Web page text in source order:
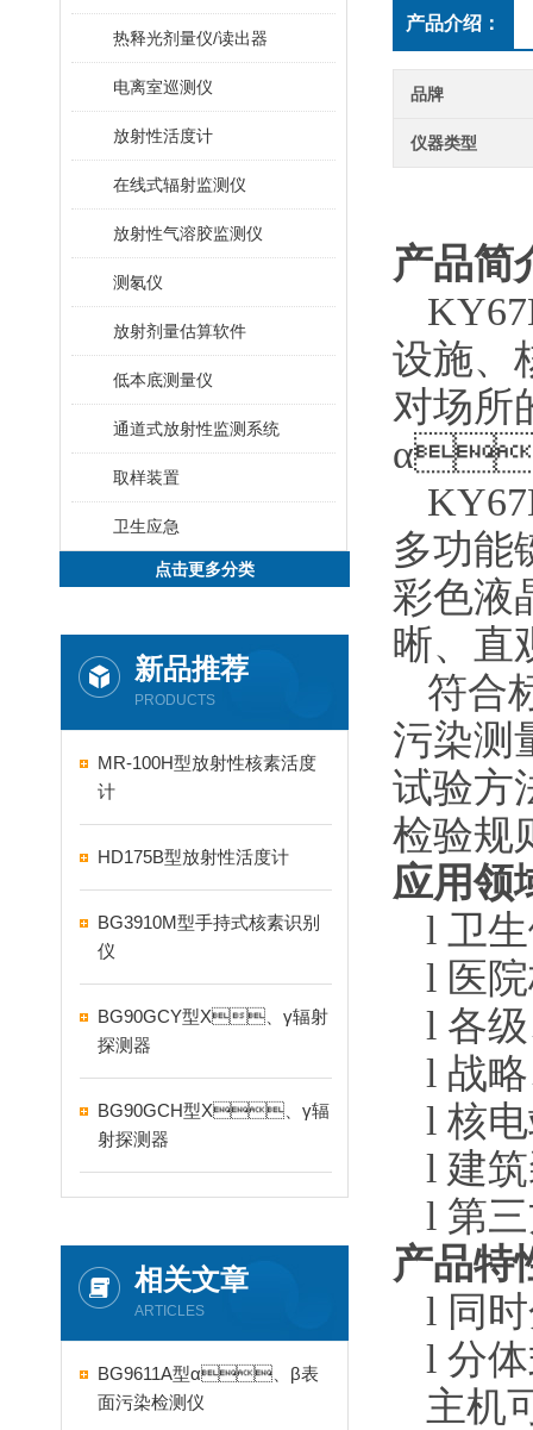
热释光剂量仪/读出器
电离室巡测仪
放射性活度计
在线式辐射监测仪
放射性气溶胶监测仪
测氡仪
放射剂量估算软件
低本底测量仪
通道式放射性监测系统
取样装置
卫生应急
点击更多分类
新品推荐
PRODUCTS
MR-100H型放射性核素活度
计
HD175B型放射性活度计
BG3910M型手持式核素识别
仪
BG90GCY型X、γ辐射
探测器
BG90GCH型X、γ辐
射探测器
相关文章
ARTICLES
BG9611A型α、β表
面污染检测仪
产品介绍：
品牌
仪器类型
产品简介
KY67
设施
对场所
α
KY67
多功能
彩色液
晰、
符合标
污染测
试验方法
检验规
应用领
l 卫生
l 医
l 各级
l 战略
l 核电
l 建筑
l 第三
产品特
l 同
l 分体
主机